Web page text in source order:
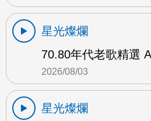
星光燦爛
70.80年代老歌精選
2026/08/03
星光燦爛